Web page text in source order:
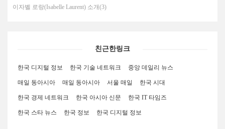
이자벨 로랑(Isabelle Laurent) 소개(3)
친근한링크
한국 디지털 정보 한국 기술 네트워크 중앙 데일리 뉴스
매일 동아시아 매일 동아시아 서울 매일 한국 시대
한국 경제 네트워크 한국 아시아 신문 한국 IT 타임즈
한국 스타 뉴스 한국 정보 한국 디지털 정보